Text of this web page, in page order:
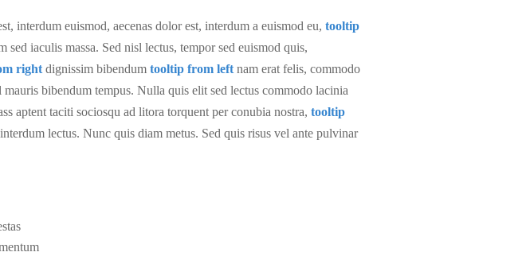
interdum euismod, aecenas dolor est, interdum a euismod eu, tooltip
sed iaculis massa. Sed nisl lectus, tempor sed euismod quis,
right dignissim bibendum tooltip from left nam erat felis, commodo
mauris bibendum tempus. Nulla quis elit sed lectus commodo lacinia
aptent taciti sociosqu ad litora torquent per conubia nostra, tooltip
lectus. Nunc quis diam metus. Sed quis risus vel ante pulvinar